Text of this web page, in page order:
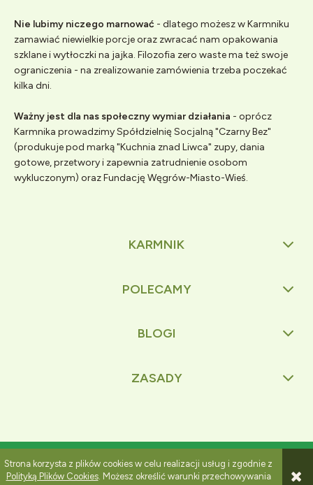
Strona korzysta z plików cookies w celu realizacji usług i zgodnie z
Polityką Plików Cookies. Możesz określić warunki przechowywania
KARMNIK
POLECAMY
BLOGI
ZASADY
Nie lubimy niczego marnować - dlatego możesz w Karmniku
zamawiać niewielkie porcje oraz zwracać nam opakowania
szklane i wytłoczki na jajka. Filozofia zero waste ma też swoje
ograniczenia - na zrealizowanie zamówienia trzeba poczekać
kilka dni.
Ważny jest dla nas społeczny wymiar działania - oprócz
Karmnika prowadzimy Spółdzielnię Socjalną "Czarny Bez"
(produkuje pod marką "Kuchnia znad Liwca" zupy, dania
gotowe, przetwory i zapewnia zatrudnienie osobom
wykluczonym) oraz Fundację Węgrów-Miasto-Wieś.